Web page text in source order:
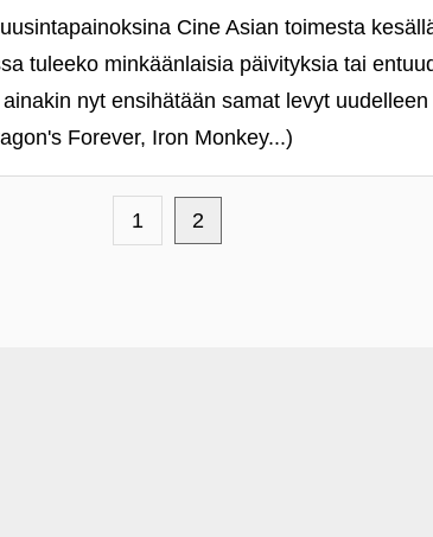
Cine Asian toimesta
tuleeko minkäänlaisia päivityksia tai
nyt ensihätään samat levyt
Forever, Iron Monkey...)
1 2